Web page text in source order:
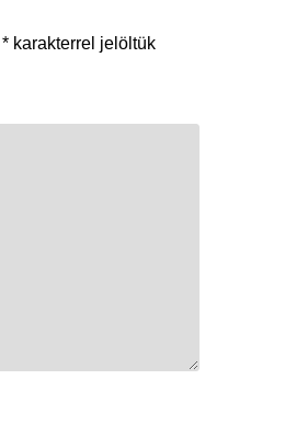
* karakterrel jelöltük